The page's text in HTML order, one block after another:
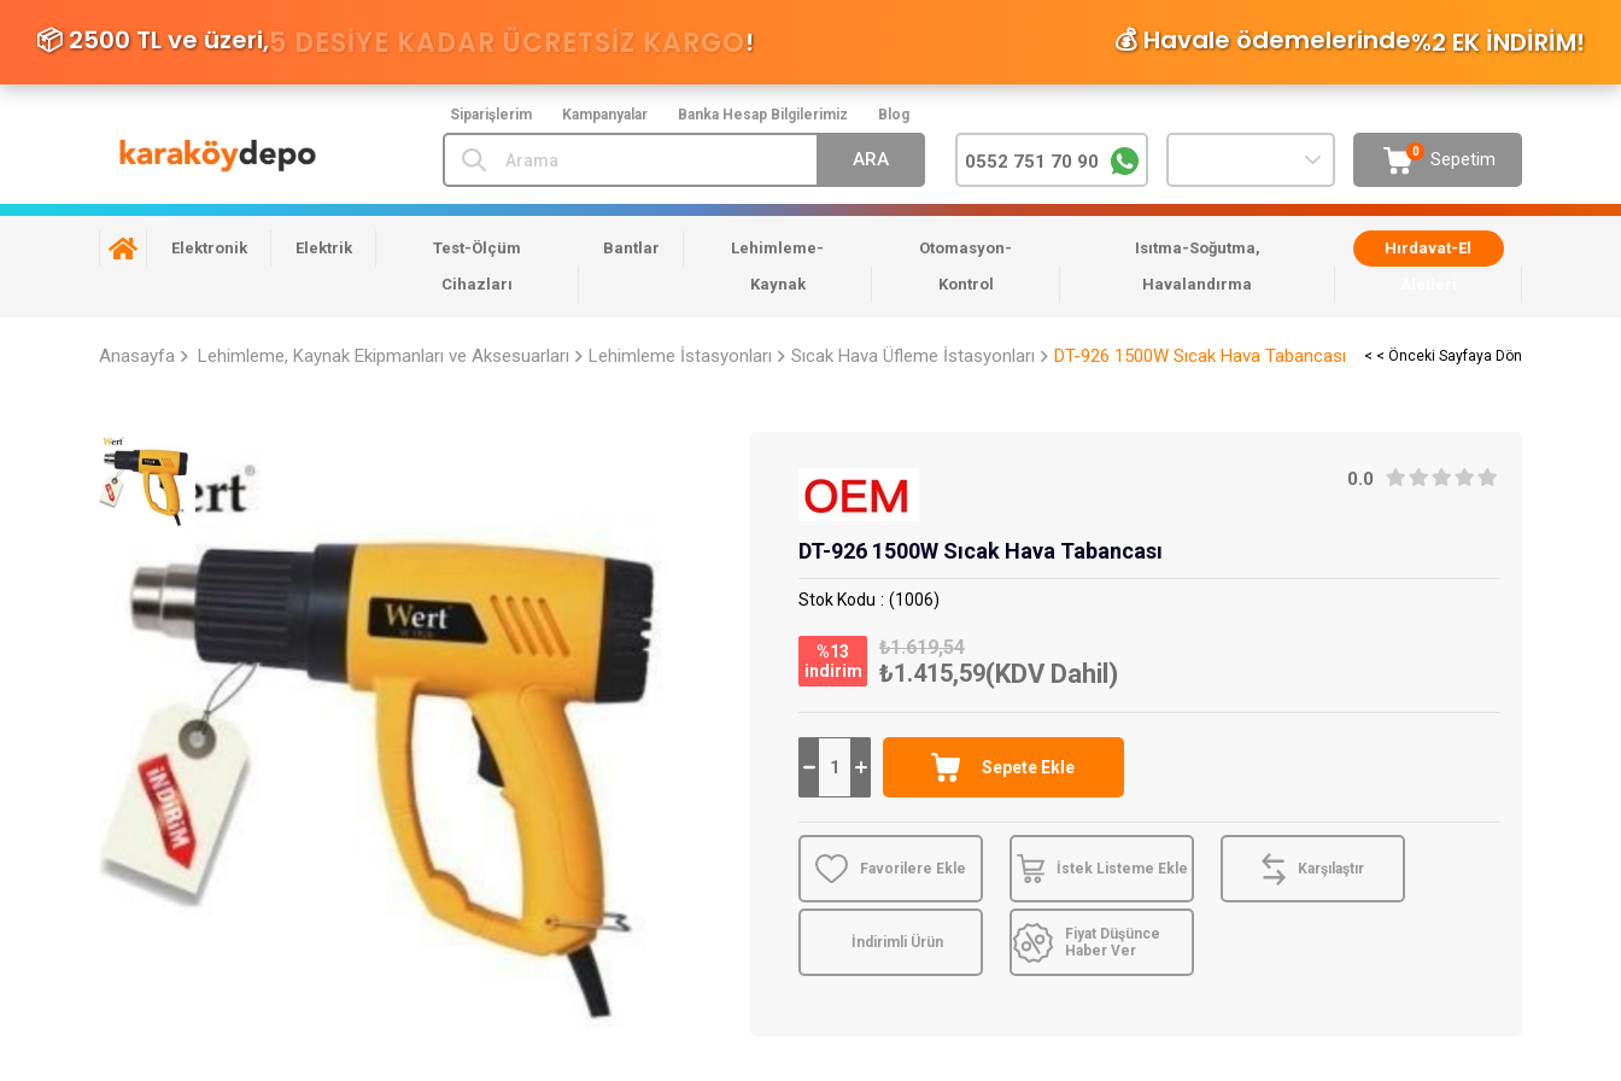
Siparişlerim Kampanyalar Banka Hesap Bilgilerimiz Blog
📦 2500 TL ve üzeri,5 DESIYE KADAR ÜCRETSİZ KARGO! 💰 Havale ödemelerinde%2 EK İNDİRİM!
Sepetim
0
0552 751 70 90
Elektronik Elektrik
Test-Ölçüm
Cihazları
Bantlar
Lehimleme-
Kaynak
Otomasyon-
Kontrol
Isıtma-Soğutma,
Havalandırma
Hırdavat-El
Anasayfa Lehimleme, Kaynak Ekipmanları ve Aksesuarları Lehimleme İstasyonları Sıcak Hava Üfleme İstasyonları DT-926 1500W Sıcak Hava Tabancası < < Önceki Sayfaya Dön
0.0
DT-926 1500W Sıcak Hava Tabancası
Stok Kodu (1006)
%13
i̇ndirim
₺1.619,54
₺1.415,59(KDV Dahil)
Favorilere Ekle İstek Listeme Ekle Karşılaştır
İndirimli Ürün
Fiyat Düşünce
Haber Ver